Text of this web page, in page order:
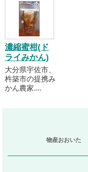
濃縮蜜柑(ド
ライみかん)
大分県宇佐市、
杵築市の提携み
かん農家....
物産おおいた